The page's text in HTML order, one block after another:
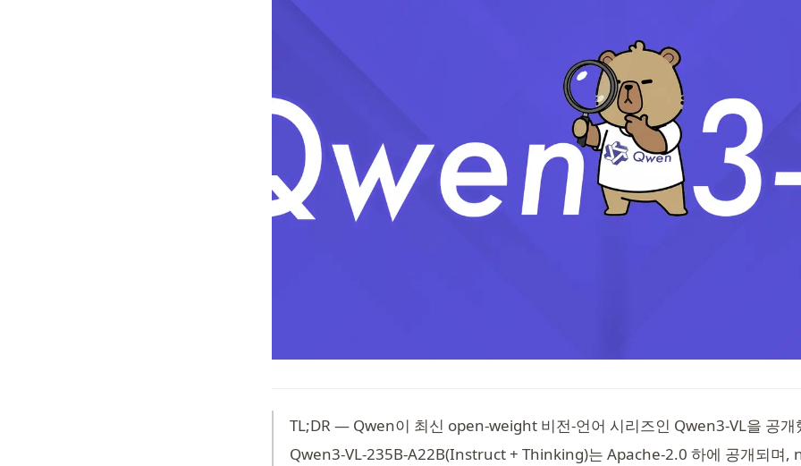
TL;DR — Qwen이 최신 open‑weight 비전‑언어 시리즈인 Qwen3‑VL을 공
Qwen3‑VL‑235B‑A22B(Instruct + Thinking)는 Apache‑2.0 하에 공개되며,